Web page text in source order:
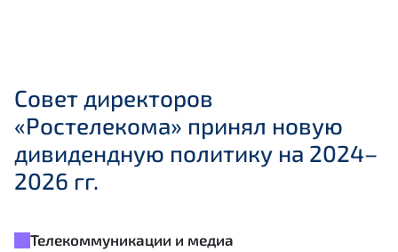
Совет директоров
«Ростелекома» принял новую
дивидендную политику на 2024–
2026 гг.
Телекоммуникации и медиа